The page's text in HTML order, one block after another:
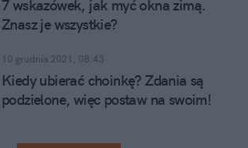
7 wskazówek, jak myć okna zimą.
Znasz je wszystkie?
10 grudnia 2021, 08:43
Kiedy ubierać choinkę? Zdania są
podzielone, więc postaw na swoim!